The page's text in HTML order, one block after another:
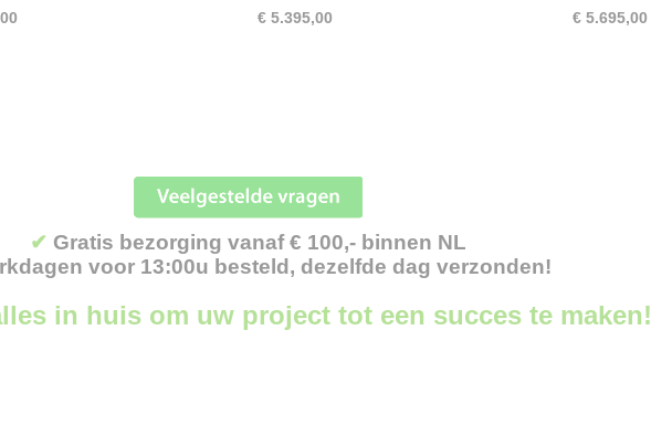
€ 5.395,00 € 5.695,00
✔ Gratis bezorging vanaf € 100,- binnen NL
voor 13:00u besteld, dezelfde dag verzonden!
in huis om uw project tot een succes te maken!